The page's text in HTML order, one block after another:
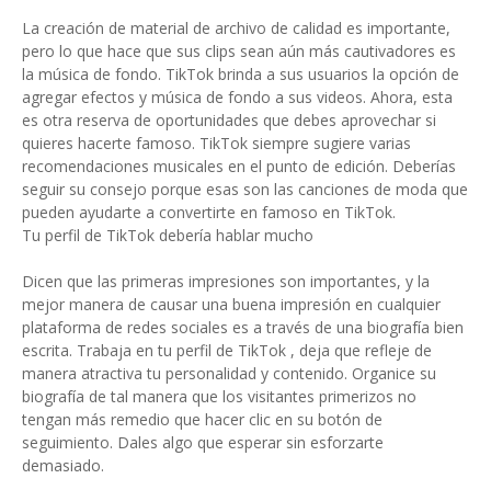
La creación de material de archivo de calidad es importante,
pero lo que hace que sus clips sean aún más cautivadores es
la música de fondo. TikTok brinda a sus usuarios la opción de
agregar efectos y música de fondo a sus videos. Ahora, esta
es otra reserva de oportunidades que debes aprovechar si
quieres hacerte famoso. TikTok siempre sugiere varias
recomendaciones musicales en el punto de edición. Deberías
seguir su consejo porque esas son las canciones de moda que
pueden ayudarte a convertirte en famoso en TikTok.
Tu perfil de TikTok debería hablar mucho
Dicen que las primeras impresiones son importantes, y la
mejor manera de causar una buena impresión en cualquier
plataforma de redes sociales es a través de una biografía bien
escrita. Trabaja en tu perfil de TikTok , deja que refleje de
manera atractiva tu personalidad y contenido. Organice su
biografía de tal manera que los visitantes primerizos no
tengan más remedio que hacer clic en su botón de
seguimiento. Dales algo que esperar sin esforzarte
demasiado.